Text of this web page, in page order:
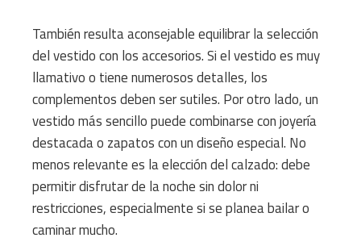
También resulta aconsejable equilibrar la selección
del vestido con los accesorios. Si el vestido es muy
llamativo o tiene numerosos detalles, los
complementos deben ser sutiles. Por otro lado, un
vestido más sencillo puede combinarse con joyería
destacada o zapatos con un diseño especial. No
menos relevante es la elección del calzado: debe
permitir disfrutar de la noche sin dolor ni
restricciones, especialmente si se planea bailar o
caminar mucho.